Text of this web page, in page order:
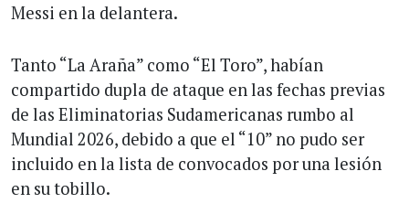
Messi en la delantera.
Tanto “La Araña” como “El Toro”, habían
compartido dupla de ataque en las fechas previas
de las Eliminatorias Sudamericanas rumbo al
Mundial 2026, debido a que el “10” no pudo ser
incluido en la lista de convocados por una lesión
en su tobillo.